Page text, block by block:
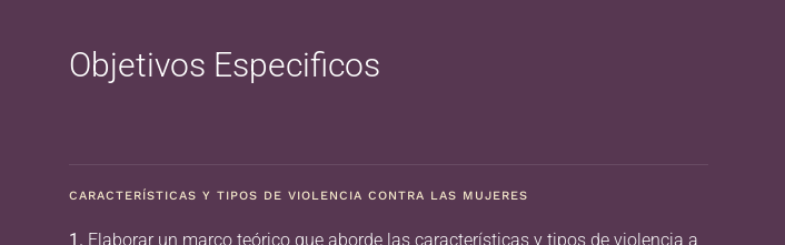
Objetivos Especificos
CARACTERÍSTICAS Y TIPOS DE VIOLENCIA CONTRA LAS MUJERES
1. Elaborar un marco teórico que aborde las características y tipos de violencia a